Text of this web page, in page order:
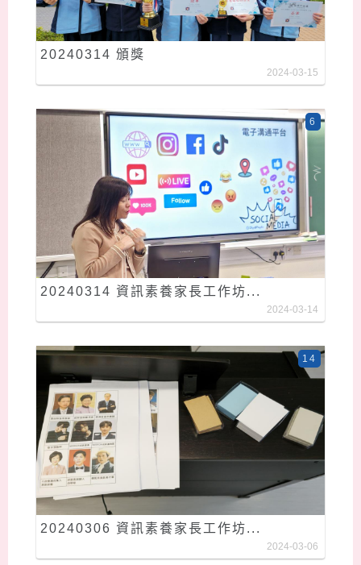
20240314 頒獎
2024-03-15
20240314 資訊素養家長工作坊...
6
2024-03-14
20240306 資訊素養家長工作坊...
14
2024-03-06